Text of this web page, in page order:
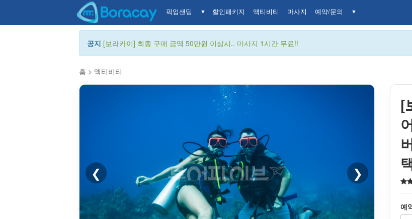
픽업샌딩 ▼ 할인패키지 액티비티 마사지 예약/문의 ▼
공지 [보라카이] 최종 구매 금액 50만원 이상시.. 마사지 1시간 무료!!
홈 > 액티비티
❮ ❯
[
예